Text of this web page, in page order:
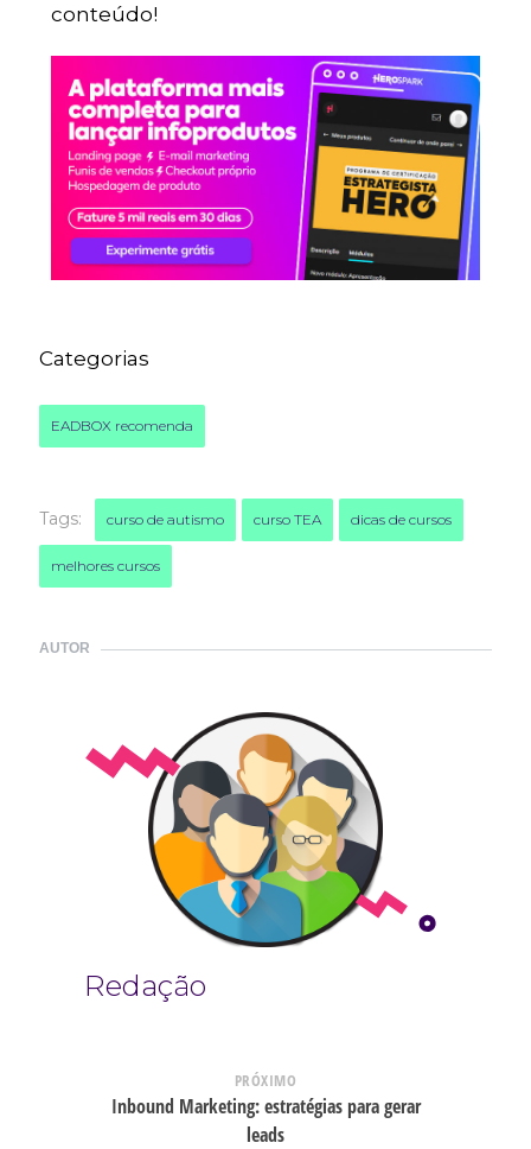
conteúdo!
Categorias
EADBOX recomenda
Tags: curso de autismo curso TEA dicas de cursos
melhores cursos
AUTOR
Redação
PRÓXIMO
Inbound Marketing: estratégias para gerar
leads